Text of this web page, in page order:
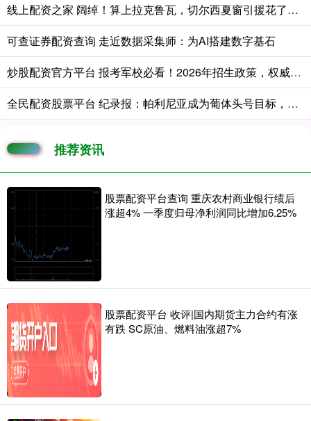
线上配资之家 阔绰！算上拉克鲁瓦，切尔西夏窗引援花了超3亿！新赛季不踢欧战
可查证券配资查询 走近数据采集师：为AI搭建数字基石
炒股配资官方平台 报考军校必看！2026年招生政策，权威解读→
全民配资股票平台 纪录报：帕利尼亚成为葡体头号目标，希望在新赛季开始前敲定交易
推荐资讯
股票配资平台查询 重庆农村商业银行绩后
涨超4% 一季度归母净利润同比增加6.25%
股票配资平台 收评|国内期货主力合约有涨
有跌 SC原油、燃料油涨超7%